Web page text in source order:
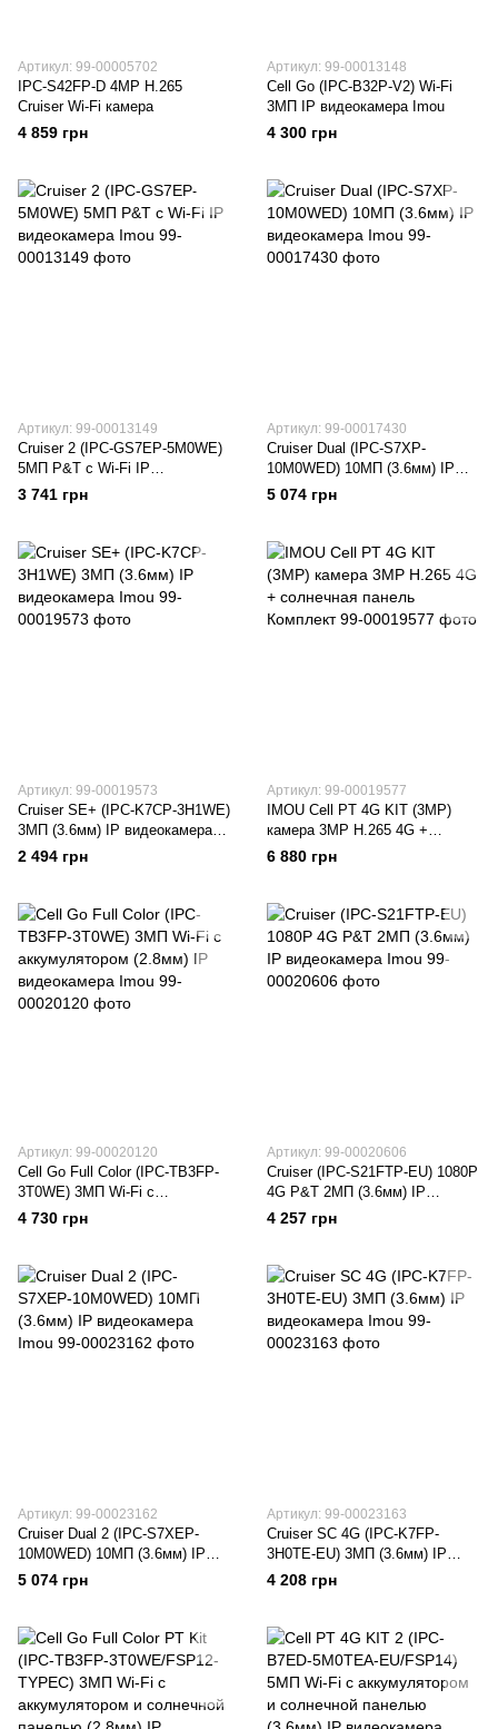
Артикул: 99-00005702
IPC-S42FP-D 4MP H.265
Cruiser Wi-Fi камера
4 859 грн
Артикул: 99-00013148
Cell Go (IPC-B32P-V2) Wi-Fi
3МП IP видеокамера Imou
4 300 грн
Артикул: 99-00013149
Cruiser 2 (IPC-GS7EP-5M0WE)
5МП P&T с Wi-Fi IP
видеокамера Imou
3 741 грн
Артикул: 99-00017430
Cruiser Dual (IPC-S7XP-
10M0WED) 10МП (3.6мм) IP
видеокамера Imou
5 074 грн
Артикул: 99-00019573
Cruiser SE+ (IPC-K7CP-3H1WE)
3МП (3.6мм) IP видеокамера
Imou
2 494 грн
Артикул: 99-00019577
IMOU Cell PT 4G KIT (3MP)
камера 3MP H.265 4G +
солнечная панель Комплект
6 880 грн
Артикул: 99-00020120
Cell Go Full Color (IPC-TB3FP-
3T0WE) 3МП Wi-Fi с
аккумулятором (2.8мм) IP
видеокамера Imou
4 730 грн
Артикул: 99-00020606
Cruiser (IPC-S21FTP-EU) 1080P
4G P&T 2МП (3.6мм) IP
видеокамера Imou
4 257 грн
Артикул: 99-00023162
Cruiser Dual 2 (IPC-S7XEP-
10M0WED) 10МП (3.6мм) IP
видеокамера Imou
5 074 грн
Артикул: 99-00023163
Cruiser SC 4G (IPC-K7FP-
3H0TE-EU) 3МП (3.6мм) IP
видеокамера Imou
4 208 грн